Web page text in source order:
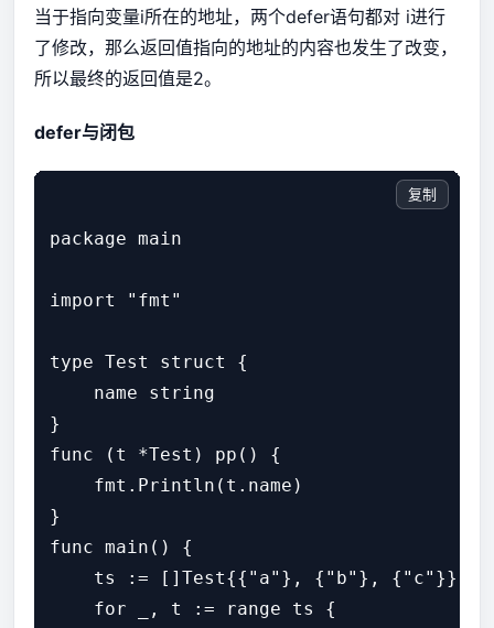
当于指向变量i所在的地址，两个defer语句都对 i进行
了修改，那么返回值指向的地址的内容也发生了改变，
所以最终的返回值是2。
defer与闭包
package main
import "fmt"
type Test struct {
    name string
}
func (t *Test) pp() {
    fmt.Println(t.name)
}
func main() {
    ts := []Test{{"a"}, {"b"}, {"c"}}
    for _, t := range ts {
复制